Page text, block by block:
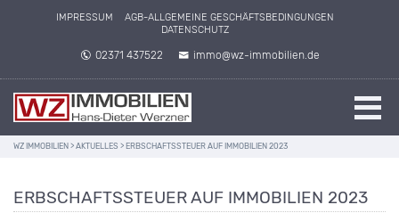
IMPRESSUM
AGB-ALLGEMEINE GESCHÄFTSBEDINGUNGEN
DATENSCHUTZ
02371 437522 immo@wz-immobilien.de
WZ IMMOBILIEN > AKTUELLES > ERBSCHAFTSSTEUER AUF IMMOBILIEN 2023
ERBSCHAFTSSTEUER AUF IMMOBILIEN 2023